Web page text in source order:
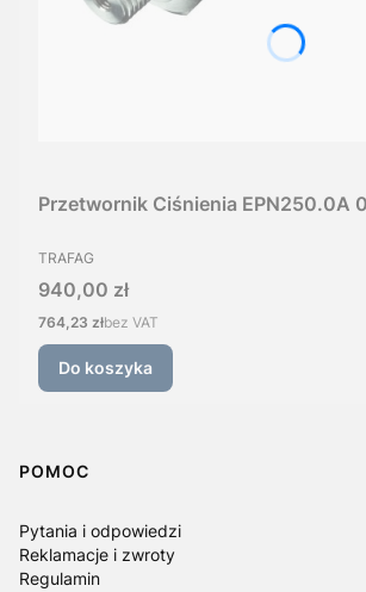
Przetwornik Ciśnienia EPN250.0A
PRODUCENT
TRAFAG
Cena
940,00 zł
Cena
764,23 złbez VAT
Do koszyka
Linki w stopce
POMOC
Pytania i odpowiedzi
Reklamacje i zwroty
Regulamin